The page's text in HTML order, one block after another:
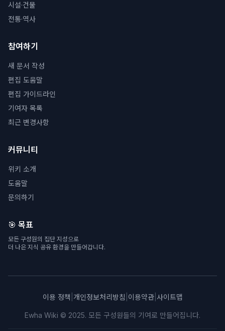
시설·건물
전통·역사
참여하기
새 문서 작성
편집 도움말
편집 가이드라인
기여자 목록
최근 변경사항
커뮤니티
위키 소개
도움말
문의하기
🎯 목표
모든 구성원의 집단 지성으로
더 나은 지식 공유 환경을 만들어갑니다.
이용 정책 개인정보처리방침 이용약관| 사이트맵
Ewha Wiki © 2025. 모든 구성원들의 기여로 만들어집니다.